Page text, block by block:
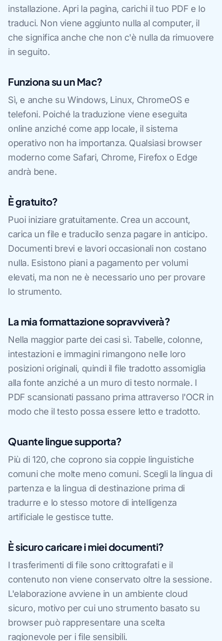
installazione. Apri la pagina, carichi il tuo PDF e lo
traduci. Non viene aggiunto nulla al computer, il
che significa anche che non c'è nulla da rimuovere
in seguito.
Funziona su un Mac?
Sì, e anche su Windows, Linux, ChromeOS e
telefoni. Poiché la traduzione viene eseguita
online anziché come app locale, il sistema
operativo non ha importanza. Qualsiasi browser
moderno come Safari, Chrome, Firefox o Edge
andrà bene.
È gratuito?
Puoi iniziare gratuitamente. Crea un account,
carica un file e traducilo senza pagare in anticipo.
Documenti brevi e lavori occasionali non costano
nulla. Esistono piani a pagamento per volumi
elevati, ma non ne è necessario uno per provare
lo strumento.
La mia formattazione sopravviverà?
Nella maggior parte dei casi sì. Tabelle, colonne,
intestazioni e immagini rimangono nelle loro
posizioni originali, quindi il file tradotto assomiglia
alla fonte anziché a un muro di testo normale. I
PDF scansionati passano prima attraverso l'OCR in
modo che il testo possa essere letto e tradotto.
Quante lingue supporta?
Più di 120, che coprono sia coppie linguistiche
comuni che molte meno comuni. Scegli la lingua di
partenza e la lingua di destinazione prima di
tradurre e lo stesso motore di intelligenza
artificiale le gestisce tutte.
È sicuro caricare i miei documenti?
I trasferimenti di file sono crittografati e il
contenuto non viene conservato oltre la sessione.
L'elaborazione avviene in un ambiente cloud
sicuro, motivo per cui uno strumento basato su
browser può rappresentare una scelta
ragionevole per i file sensibili.